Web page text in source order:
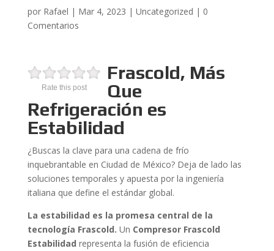
por Rafael | Mar 4, 2023 | Uncategorized | 0
Comentarios
Rate this post
Frascold, Más
Que
Refrigeración es
Estabilidad
¿Buscas la clave para una cadena de frío
inquebrantable en Ciudad de México? Deja de lado las
soluciones temporales y apuesta por la ingeniería
italiana que define el estándar global.
La estabilidad es la promesa central de la
tecnología Frascold. Un Compresor Frascold
Estabilidad representa la fusión de eficiencia